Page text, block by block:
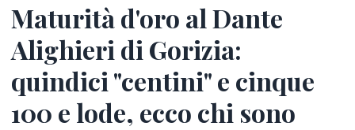
Maturità d'oro al Dante
Alighieri di Gorizia:
quindici "centini" e cinque
100 e lode, ecco chi sono